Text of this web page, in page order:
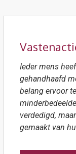
Ieder mens
gehandhaafd
belang ervoor
verdedigd,
gemaakt van